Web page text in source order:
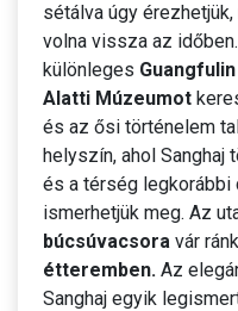
sétálva úgy
volna vissza az
különleges
Alatti Múzeumot
és az ősi történelem
helyszín, ahol
és a térség
ismerhetjük meg. Az
búcsúvacsora vár
étteremben. Az
Sanghaj egyik